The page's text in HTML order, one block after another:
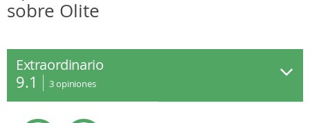
sobre Olite
Extraordinario
9.1 3opiniones